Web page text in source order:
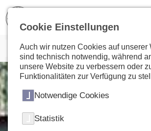
Cookie Einstellungen
Auch wir nutzen Cookies auf unserer
sind technisch notwendig, während
unsere Website zu verbessern oder
Funktionalitäten zur Verfügung zu
Notwendige Cookies
Statistik